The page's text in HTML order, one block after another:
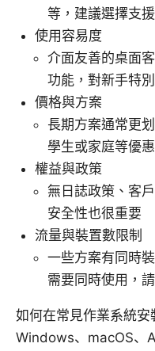
等，建議選擇支
使用容易度
介面友善的桌面
功能，對新手特
價格與方案
長期方案通常更
學生或家庭等優惠
權益與政策
無日誌政策、客
安全性也很重要
流量與裝置數限制
一些方案有同時
需要同時使用，
如何在常見作業系統
Windows、macOS、